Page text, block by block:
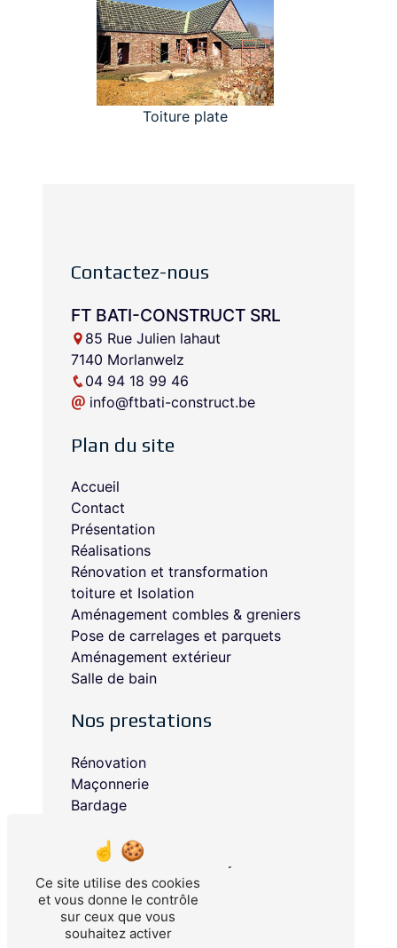
Toiture plate
Contactez-nous
FT BATI-CONSTRUCT SRL
85 Rue Julien lahaut
7140 Morlanwelz
04 94 18 99 46
info@ftbati-construct.be
Plan du site
Accueil
Contact
Présentation
Réalisations
Rénovation et transformation
toiture et Isolation
Aménagement combles & greniers
Pose de carrelages et parquets
Aménagement extérieur
Salle de bain
Nos prestations
Rénovation
Maçonnerie
Bardage
Couvreur
Aménagement extérieur
Charpentier
Toiture plate
Ce site utilise des cookies
et vous donne le contrôle
sur ceux que vous
souhaitez activer